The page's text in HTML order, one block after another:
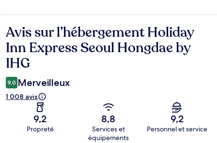
Avis
Avis sur l’hébergement Holiday
Inn Express Seoul Hongdae by
IHG
9,0 Merveilleux
1 008 avis
9,2
Propreté
8,8
Services et
équipements
9,2
Personnel et service